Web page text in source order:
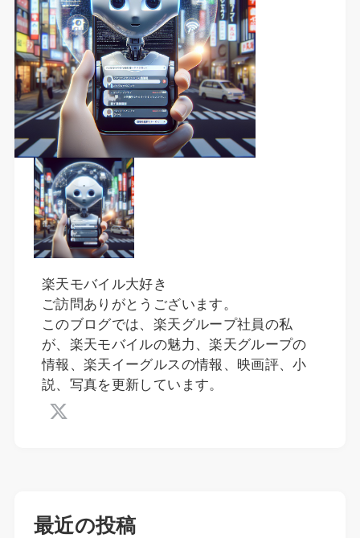
楽天モバイル大好き
ご訪問ありがとうございます。
このブログでは、楽天グループ社員の私
が、楽天モバイルの魅力、楽天グループの
情報、楽天イーグルスの情報、映画評、小
説、写真を更新しています。
最近の投稿